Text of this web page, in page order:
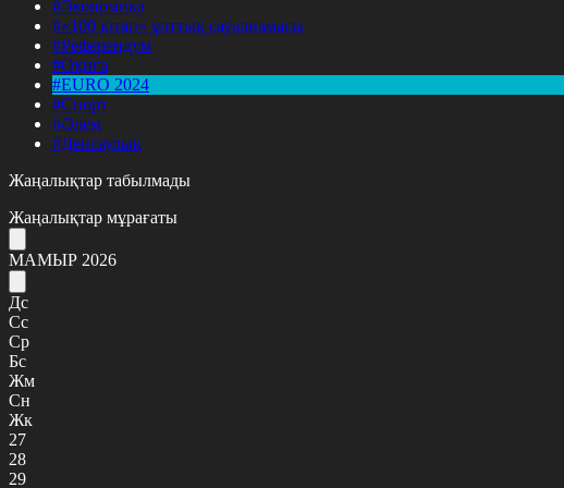
#Экономика
#«100 кітап» ұлттық сауалнамасы
#Референдум
#Оқиға
#EURO 2024
#Спорт
#Әлем
#Денсаулық
Жаңалықтар табылмады
Жаңалықтар мұрағаты
МАМЫР 2026
Дс
Сс
Ср
Бс
Жм
Сн
Жк
27
28
29